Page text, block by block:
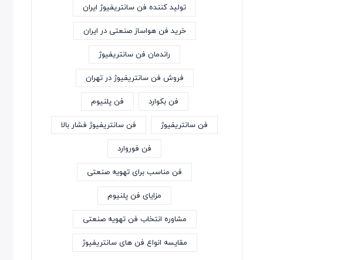
تولید کننده فن سانتریفیوژ ایران
خرید فن هواساز صنعتی در ایران
راندمان فن سانتریفیوژ
فروش فن سانتریفیوژ در تهران
فن بکوارد
فن پلنیوم
فن سانتریفیوژ
فن سانتریفیوژ فشار بالا
فن فوروارد
فن مناسب برای تهویه صنعتی
مزایای فن پلنیوم
مشاوره انتخاب فن تهویه صنعتی
مقایسه انواع فن های سانتریفیوژ